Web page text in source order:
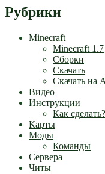
Рубрики
Minecraft
Minecraft 1.7
Сборки
Скачать
Скачать на
Видео
Инструкции
Как сделать?
Карты
Моды
Команды
Сервера
Читы